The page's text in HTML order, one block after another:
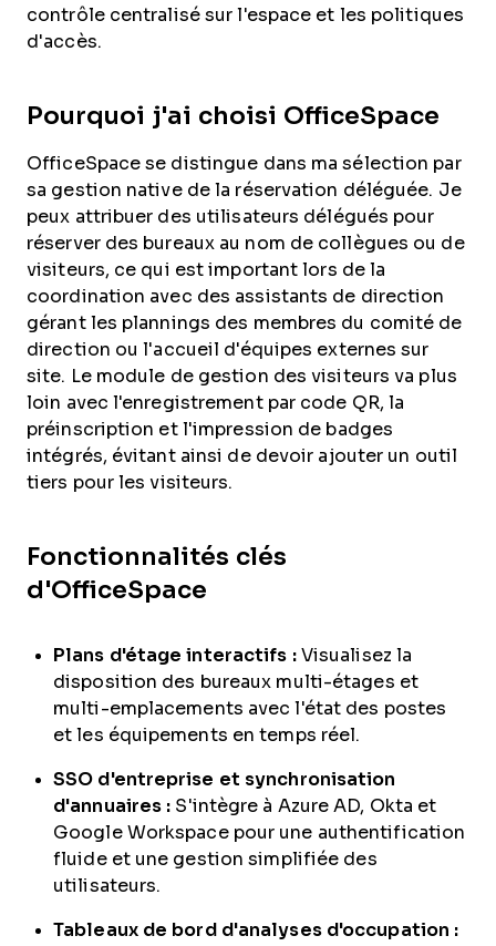
contrôle centralisé sur l'espace et les politiques
d'accès.
Pourquoi j'ai choisi OfficeSpace
OfficeSpace se distingue dans ma sélection par
sa gestion native de la réservation déléguée. Je
peux attribuer des utilisateurs délégués pour
réserver des bureaux au nom de collègues ou de
visiteurs, ce qui est important lors de la
coordination avec des assistants de direction
gérant les plannings des membres du comité de
direction ou l'accueil d'équipes externes sur
site. Le module de gestion des visiteurs va plus
loin avec l'enregistrement par code QR, la
préinscription et l'impression de badges
intégrés, évitant ainsi de devoir ajouter un outil
tiers pour les visiteurs.
Fonctionnalités clés
d'OfficeSpace
Plans d'étage interactifs :Visualisez la
disposition des bureaux multi-étages et
multi-emplacements avec l'état des postes
et les équipements en temps réel.
SSO d'entreprise et synchronisation
d'annuaires : S'intègre à Azure AD, Okta et
Google Workspace pour une authentification
fluide et une gestion simplifiée des
utilisateurs.
Tableaux de bord d'analyses d'occupation :